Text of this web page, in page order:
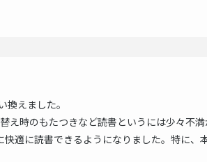
えました。
え時のもたつきなど読書というには少々不満
適に読書できるようになりました。特に、